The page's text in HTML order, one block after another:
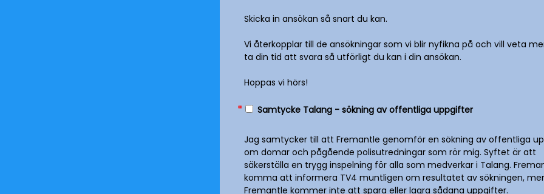
Skicka in ansökan så snart du kan.
Vi återkopplar till de ansökningar som vi blir nyfikna på och vill veta
ta din tid att svara så utförligt du kan i din ansökan.
Hoppas vi hörs!
* Samtycke Talang - sökning av offentliga uppgifter
Jag samtycker till att Fremantle genomför en sökning av offentliga
om domar och pågående polisutredningar som rör mig. Syftet är att
säkerställa en trygg inspelning för alla som medverkar i Talang.
komma att informera TV4 muntligen om resultatet av sökningen,
Fremantle kommer inte att spara eller lagra sådana uppgifter.